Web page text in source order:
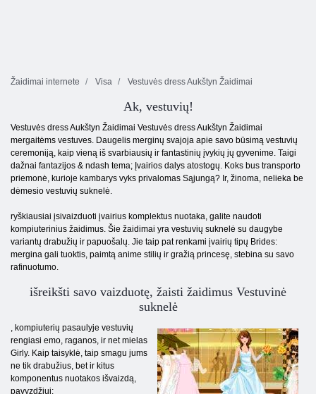
Žaidimai internete Visa Vestuvės dress Aukštyn Žaidimai
Ak, vestuvių!
Vestuvės dress Aukštyn Žaidimai Vestuvės dress Aukštyn Žaidimai
mergaitėms vestuves. Daugelis merginų svajoja apie savo būsimą vestuvių
ceremoniją, kaip vieną iš svarbiausių ir fantastinių įvykių jų gyvenime. Taigi
dažnai fantazijos & ndash tema; Įvairios dalys atostogų. Koks bus transporto
priemonė, kurioje kambarys vyks privalomas Sąjungą? Ir, žinoma, nelieka be
dėmesio vestuvių suknelė.
ryškiausiai įsivaizduoti įvairius komplektus nuotaka, galite naudoti
kompiuterinius žaidimus. Šie žaidimai yra vestuvių suknelė su daugybe
variantų drabužių ir papuošalų. Jie taip pat renkami įvairių tipų Brides:
mergina gali tuoktis, paimtą anime stilių ir gražią princesę, stebina su savo
rafinuotumo.
išreikšti savo vaizduotę, žaisti žaidimus Vestuvinė
suknelė
, kompiuterių pasaulyje vestuvių
rengiasi emo, raganos, ir net mielas
Girly. Kaip taisyklė, taip smagu jums
ne tik drabužius, bet ir kitus
komponentus nuotakos išvaizdą,
pavyzdžiui: